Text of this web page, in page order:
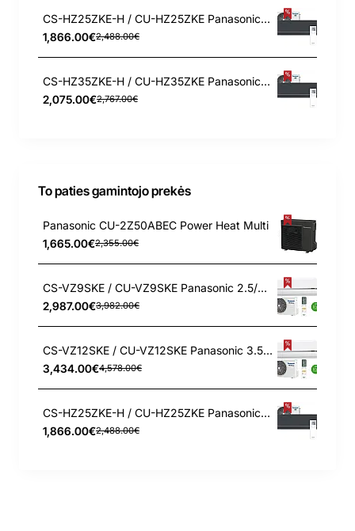
CS-HZ25ZKE-H / CU-HZ25ZKE Panasonic 2.5/3.2 kW šilumos siurblys
1,866.00€2,488.00€
CS-HZ35ZKE-H / CU-HZ35ZKE Panasonic 3.5/4.2 kW šilumos siurblys
2,075.00€2,767.00€
To paties gamintojo prekės
Panasonic CU-2Z50ABEC Power Heat Multi
1,665.00€2,355.00€
CS-VZ9SKE / CU-VZ9SKE Panasonic 2.5/3.6 kW šilumos siurblys
2,987.00€3,982.00€
CS-VZ12SKE / CU-VZ12SKE Panasonic 3.5/4.2 kW šilumos siurblys
3,434.00€4,578.00€
CS-HZ25ZKE-H / CU-HZ25ZKE Panasonic 2.5/3.2 kW šilumos siurblys
1,866.00€2,488.00€